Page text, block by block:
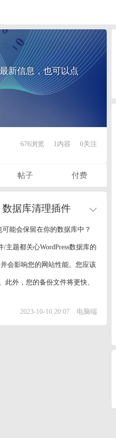
新信息，也可以点
676浏览 1内容 0关注
帖子 付费
数据库清理插件
能会保留在你的数据库中？
题都关心WordPress数据库的
会影响您的网站性能。您应该
外，您的备份文件将更快、
2023-10-10 20:07 电脑端